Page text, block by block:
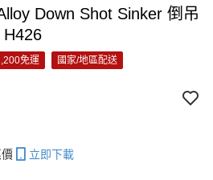
Down Shot Sinker 倒吊
免運 國家/地區配送
立即下載